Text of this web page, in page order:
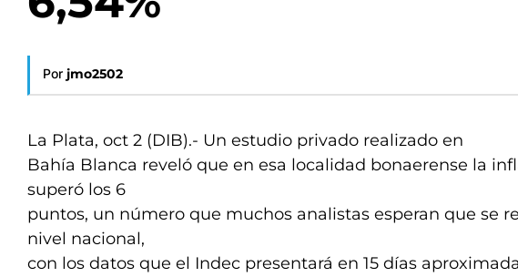
Por jmo2502
La Plata, oct 2 (DIB).- Un estudio privado realizado en
Bahía Blanca reveló que en esa localidad bonaerense la
superó los 6
puntos, un número que muchos analistas esperan que se
nivel nacional,
con los datos que el Indec presentará en 15 días